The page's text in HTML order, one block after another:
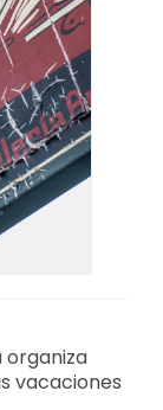
organiza
vacaciones